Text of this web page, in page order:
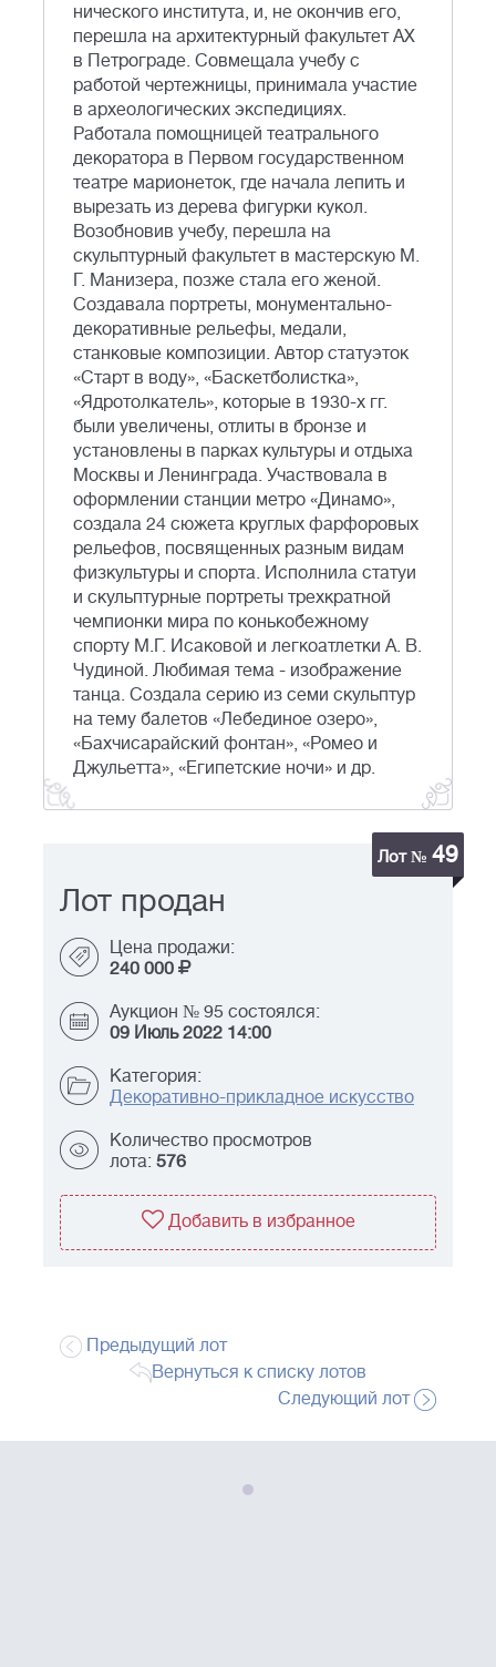
нического института, и, не окончив его,
перешла на архитек­турный факультет АХ
в Петрограде. Совмещала учебу с
работой чертежницы, принимала участие
в археологических экспедициях.
Работала помощницей театрального
декорато­ра в Первом государственном
театре марионеток, где начала лепить и
вырезать из дерева фигурки кукол.
Возобновив учебу, пе­решла на
скульптурный факультет в мастерскую М.
Г. Манизера, позже стала его женой.
Создавала портреты, монументально-
декоративные рельефы, меда­ли,
станковые композиции. Автор статуэток
«Старт в воду», «Баскетболистка»,
«Ядротолкатель», которые в 1930-х гг.
были увеличены, от­литы в бронзе и
установлены в парках культуры и отдыха
Москвы и Ленинграда. Участвовала в
оформлении станции метро «Динамо»,
создала 24 сюжета круглых фарфоровых
рельефов, посвященных разным видам
физкульту­ры и спорта. Исполнила статуи
и скульптурные портреты трехкратной
чемпионки мира по конькобежному
спорту М.Г. Исаковой и легкоатлет­ки А. В.
Чудиной. Любимая тема - изображе­ние
танца. Создала серию из семи скульптур
на тему бале­тов «Лебединое озеро»,
«Бахчисарайский фонтан», «Ромео и
Джульетта», «Египетские ночи» и др.
Лот № 49
Лот продан
Цена продажи:
240 000
Аукцион № 95 состоялся:
09 Июль 2022 14:00
Категория:
Декоративно-прикладное искусство
Количество просмотров
лота: 576
Добавить в избранное
Предыдущий лот
Вернуться к списку лотов
Следующий лот